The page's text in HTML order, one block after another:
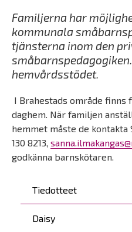
Päävalikko
Tiedotteet
Daisy
Familjerna har
kommunala
tjänsterna inom den
hemvårdsstödet.
I Brahestads område finns
daghem. När familjen
hemmet måste de kontakta
130 8213,
godkänna barnskötaren.